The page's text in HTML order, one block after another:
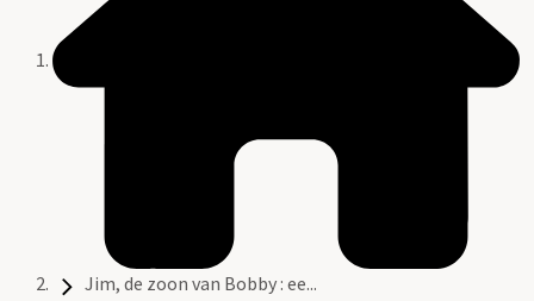
Jim, de zoon van Bobby : ee...